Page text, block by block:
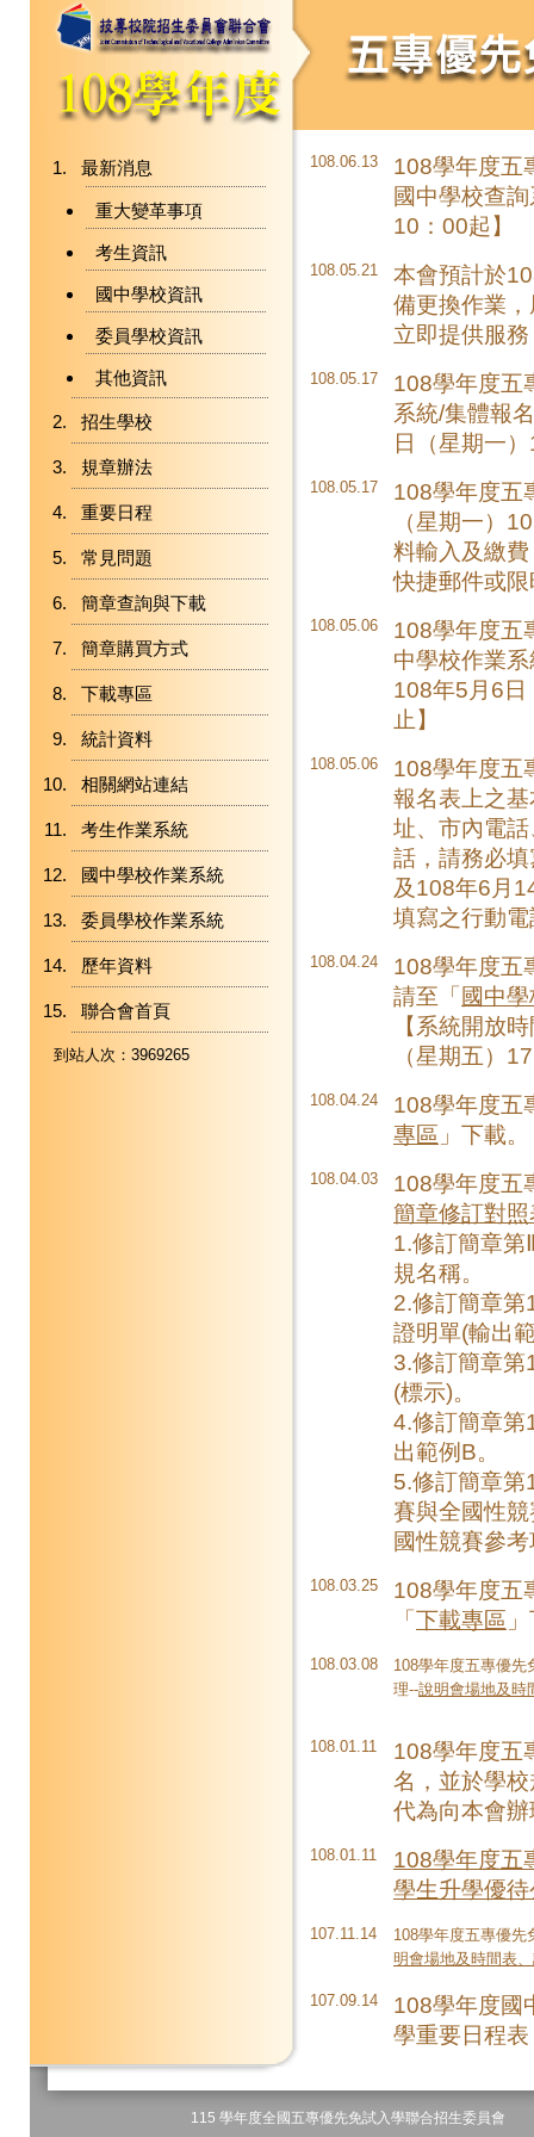
最新消息
重大變革事項
考生資訊
國中學校資訊
委員學校資訊
其他資訊
招生學校
規章辦法
重要日程
常見問題
簡章查詢與下載
簡章購買方式
下載專區
統計資料
相關網站連結
考生作業系統
國中學校作業系統
委員學校作業系統
歷年資料
聯合會首頁
到站人次：3969265
108.06.13
108學年度五
國中學校查
10：00起】
108.05.21
本會預計於
備更換作業
立即提供服
108.05.17
108學年度五
系統/集體報
日（星期一
108.05.17
108學年度五
（星期一）
料輸入及繳
快捷郵件或
108.05.06
108學年度五
中學校作業
108年5月6
止】
108.05.06
108學年度五
報名表上之
址、市內電
話，請務必
及108年6月
填寫之行動
108.04.24
108學年度五
請至「國中
【系統開放
（星期五）
108.04.24
108學年度五
專區 」下載。
108.04.03
108學年度五
簡章修訂對照
1.修訂簡章第
規名稱。
2.修訂簡章
證明單(輸出
3.修訂簡章第
(標示)。
4.修訂簡章第
出範例B。
5.修訂簡章
賽與全國性
國性競賽參
108.03.25
108學年度五
「下載專區
108.03.08
108學年度五專優先
理--說明會場地及時
108.01.11
108學年度五
名，並於學
代為向本會
108.01.11
108學年度五
學生升學優
107.11.14
108學年度五專優先
明會場地及時間表
107.09.14
108學年度國
學重要日程
115 學年度全國五專優先免試入學聯合招生委員會